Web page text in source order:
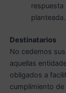
planteada.
Destinatarios
No cedemos
aquellas
obligados a
cumplimiento de